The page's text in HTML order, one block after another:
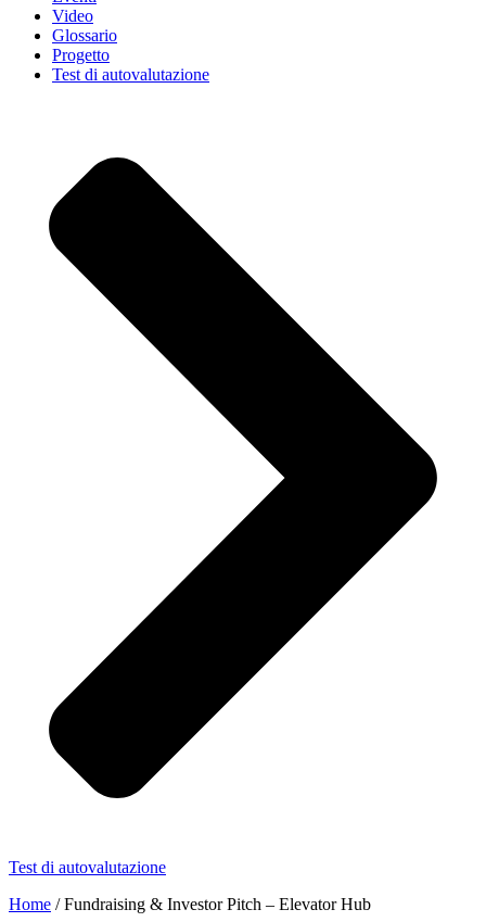
Video
Glossario
Progetto
Test di autovalutazione
Test di autovalutazione
Home /Fundraising & Investor Pitch – Elevator Hub